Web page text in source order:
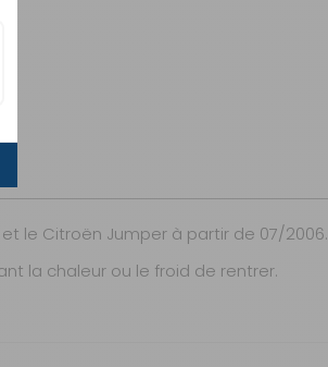
le Citroën Jumper à partir de 07/2006.
la chaleur ou le froid de rentrer.